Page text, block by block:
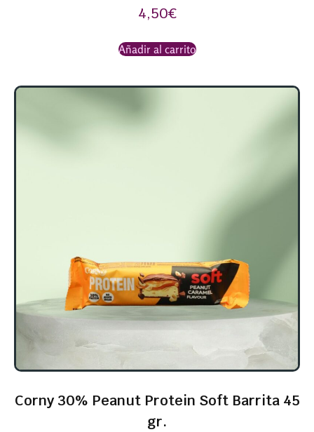
4,50€
Añadir al carrito
Corny 30% Peanut Protein Soft Barrita 45
gr.